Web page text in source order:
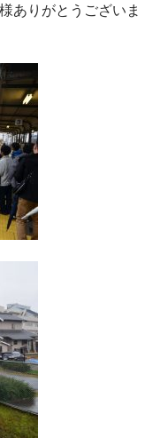
ありがとうございま